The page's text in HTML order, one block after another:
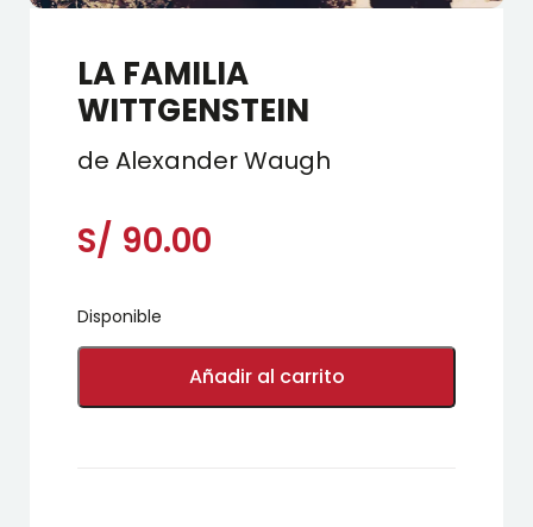
LA FAMILIA
WITTGENSTEIN
de Alexander Waugh
S/ 90.00
Disponible
LA
WITTGENSTEIN
Añadir al carrito